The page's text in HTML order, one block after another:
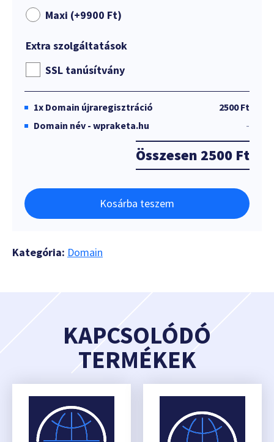
Maxi (+9900 Ft)
Extra szolgáltatások
SSL tanúsítvány
1x Domain újraregisztráció
2500 Ft
Domain név - wpraketa.hu
-
Összesen 2500 Ft
Kosárba teszem
Kategória: Domain
KAPCSOLÓDÓ
TERMÉKEK